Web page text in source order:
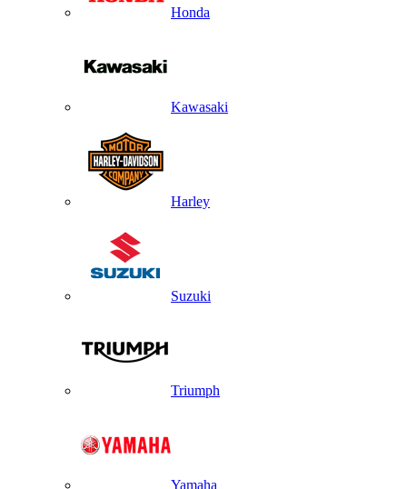
Honda
Kawasaki
Harley
Suzuki
Triumph
Yamaha